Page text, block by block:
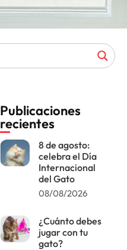
Publicaciones
recientes
8 de agosto:
celebra el Día
Internacional
del Gato
08/08/2026
¿Cuánto debes
jugar con tu
gato?